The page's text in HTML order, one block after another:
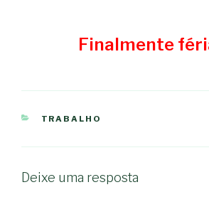
Finalmente
CATEGORIAS
TRABALHO
Deixe uma resposta